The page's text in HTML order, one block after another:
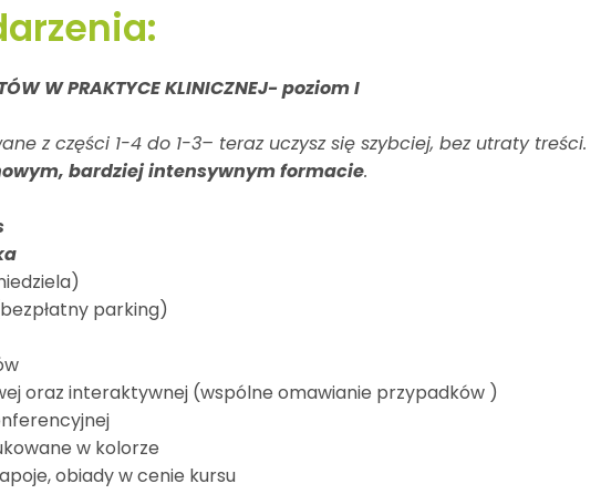
W PRAKTYCE KLINICZNEJ- poziom I
z części 1-4 do 1-3– teraz uczysz się szybciej, bez utraty treści.
bardziej intensywnym formacie.
parking)
oraz interaktywnej (wspólne omawianie przypadków )
w kolorze
obiady w cenie kursu